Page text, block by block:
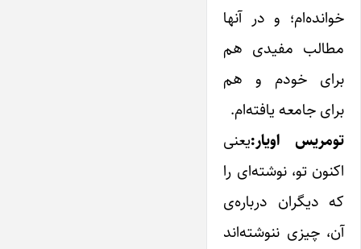
خوانده‌ام؛ و در آنها
مطالب مفیدی هم
برای خودم و هم
برای جامعه ‌یافته‌ام.
تومریس اویار:‌یعنی
اکنون تو، نوشته‌ای را
که دیگران درباره‌ی
آن، چیزی ننوشته‌اند